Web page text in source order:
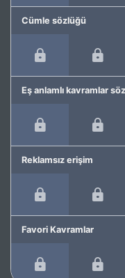
Cümle sözlüğü
Eş anlamlı kavramlar
Reklamsız erişim
Favori Kavramlar